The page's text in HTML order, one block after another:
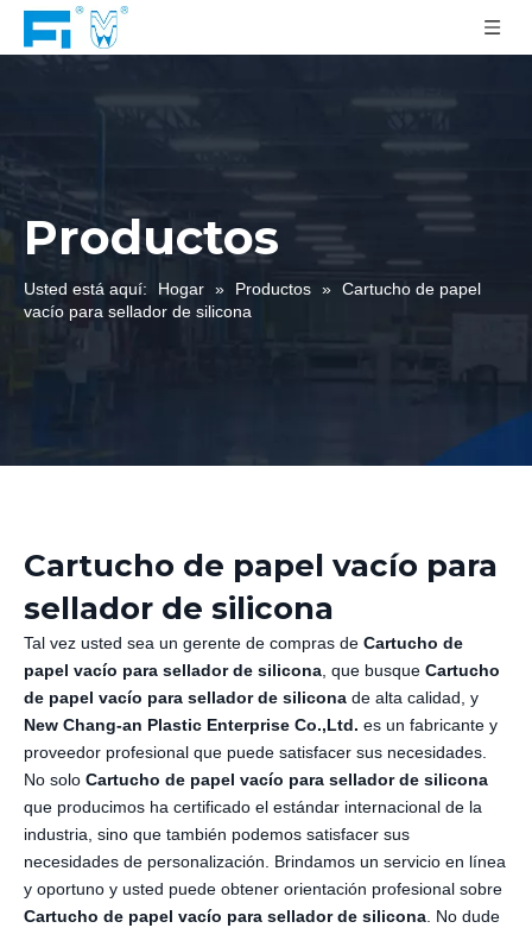
Productos
Usted está aquí: Hogar » Productos » Cartucho de papel
vacío para sellador de silicona
Cartucho de papel vacío para
sellador de silicona
Tal vez usted sea un gerente de compras de Cartucho de
papel vacío para sellador de silicona , que busque Cartucho
de papel vacío para sellador de silicona de alta calidad, y
New Chang-an Plastic Enterprise Co.,Ltd. es un fabricante y
proveedor profesional que puede satisfacer sus necesidades.
No solo Cartucho de papel vacío para sellador de silicona
que producimos ha certificado el estándar internacional de la
industria, sino que también podemos satisfacer sus
necesidades de personalización. Brindamos un servicio en línea
y oportuno y usted puede obtener orientación profesional sobre
Cartucho de papel vacío para sellador de silicona . No dude